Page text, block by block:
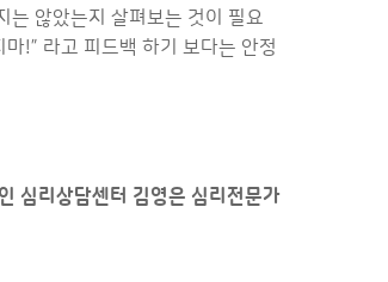
는 않았는지 살펴보는 것이 필요
!” 라고 피드백 하기 보다는 안정
심리상담센터 김영은 심리전문가